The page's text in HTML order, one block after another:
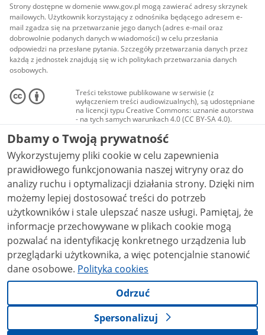
Strony dostępne w domenie www.gov.pl mogą zawierać adresy skrzynek
mailowych. Użytkownik korzystający z odnośnika będącego adresem e-
mail zgadza się na przetwarzanie jego danych (adres e-mail oraz
dobrowolnie podanych danych w wiadomości) w celu przesłania
odpowiedzi na przesłane pytania. Szczegóły przetwarzania danych przez
każdą z jednostek znajdują się w ich politykach przetwarzania danych
osobowych.
Treści tekstowe publikowane w serwisie (z
wyłączeniem treści audiowizualnych), są udostępniane
na licencji typu Creative Commons: uznanie autorstwa
- na tych samych warunkach 4.0 (CC BY-SA 4.0).
Materiały audiowizualne, w tym zdjęcia, materiały
audio i wideo, są udostępniane na licencji typu
Creative Commons: uznanie autorstwa użycie
niekomercyjne - bez utworów zależnych 4.0 (CC BY-
NC-ND 4.0), o ile nie jest to stwierdzone inaczej.
Dbamy o Twoją prywatność
Wykorzystujemy pliki cookie w celu zapewnienia
prawidłowego funkcjonowania naszej witryny oraz do
analizy ruchu i optymalizacji działania strony. Dzięki nim
możemy lepiej dostosować treści do potrzeb
użytkowników i stale ulepszać nasze usługi. Pamiętaj, że
informacje przechowywane w plikach cookie mogą
pozwalać na identyfikację konkretnego urządzenia lub
przeglądarki użytkownika, a więc potencjalnie stanowić
dane osobowe. Polityka cookies
Odrzuć
Spersonalizuj